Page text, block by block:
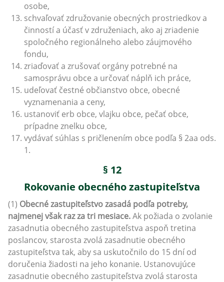
osobe,
schvaľovať združovanie obecných prostriedkov a
činností a účasť v združeniach, ako aj zriadenie
spoločného regionálneho alebo záujmového
fondu,
zriaďovať a zrušovať orgány potrebné na
samosprávu obce a určovať náplň ich práce,
udeľovať čestné občianstvo obce, obecné
vyznamenania a ceny,
ustanoviť erb obce, vlajku obce, pečať obce,
prípadne znelku obce,
vydávať súhlas s pričlenením obce podľa § 2aa ods.
1.
§ 12
Rokovanie obecného zastupiteľstva
(1) Obecné zastupiteľstvo zasadá podľa potreby,
najmenej však raz za tri mesiace.Ak požiada o zvolanie
zasadnutia obecného zastupiteľstva aspoň tretina
poslancov, starosta zvolá zasadnutie obecného
zastupiteľstva tak, aby sa uskutočnilo do 15 dní od
doručenia žiadosti na jeho konanie. Ustanovujúce
zasadnutie obecného zastupiteľstva zvolá starosta